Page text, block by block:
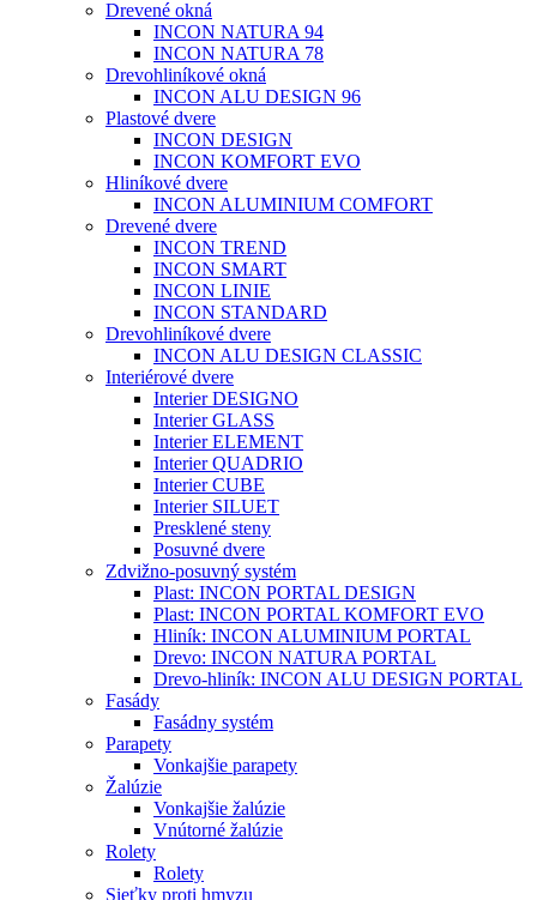
Drevené okná
INCON NATURA 94
INCON NATURA 78
Drevohliníkové okná
INCON ALU DESIGN 96
Plastové dvere
INCON DESIGN
INCON KOMFORT EVO
Hliníkové dvere
INCON ALUMINIUM COMFORT
Drevené dvere
INCON TREND
INCON SMART
INCON LINIE
INCON STANDARD
Drevohliníkové dvere
INCON ALU DESIGN CLASSIC
Interiérové dvere
Interier DESIGNO
Interier GLASS
Interier ELEMENT
Interier QUADRIO
Interier CUBE
Interier SILUET
Presklené steny
Posuvné dvere
Zdvižno-posuvný systém
Plast: INCON PORTAL DESIGN
Plast: INCON PORTAL KOMFORT EVO
Hliník: INCON ALUMINIUM PORTAL
Drevo: INCON NATURA PORTAL
Drevo-hliník: INCON ALU DESIGN PORTAL
Fasády
Fasádny systém
Parapety
Vonkajšie parapety
Žalúzie
Vonkajšie žalúzie
Vnútorné žalúzie
Rolety
Rolety
Sieťky proti hmyzu